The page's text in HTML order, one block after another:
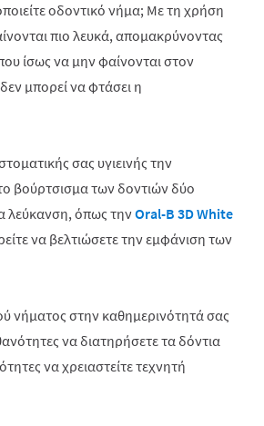
οδοντικό νήμα; Με τη χρήση
πιο λευκά, απομακρύνοντας
ίσως να μην φαίνονται στον
μπορεί να φτάσει η
σας υγιεινής την
βούρτσισμα των δοντιών δύο
λεύκανση, όπως τηνOral-B 3D White
να βελτιώσετε την εμφάνιση των
νήματος στην καθημερινότητά σας
να διατηρήσετε τα δόντια
να χρειαστείτε τεχνητή